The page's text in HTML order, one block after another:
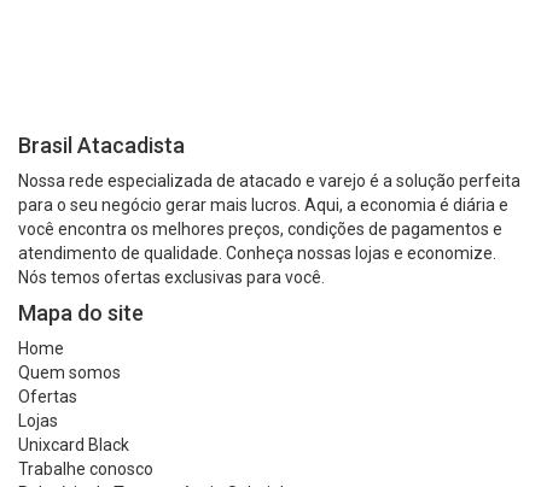
Brasil Atacadista
Nossa rede especializada de atacado e varejo é a solução perfeita
para o seu negócio gerar mais lucros. Aqui, a economia é diária e
você encontra os melhores preços, condições de pagamentos e
atendimento de qualidade. Conheça nossas lojas e economize.
Nós temos ofertas exclusivas para você.
Mapa do site
Home
Quem somos
Ofertas
Lojas
Unixcard Black
Trabalhe conosco